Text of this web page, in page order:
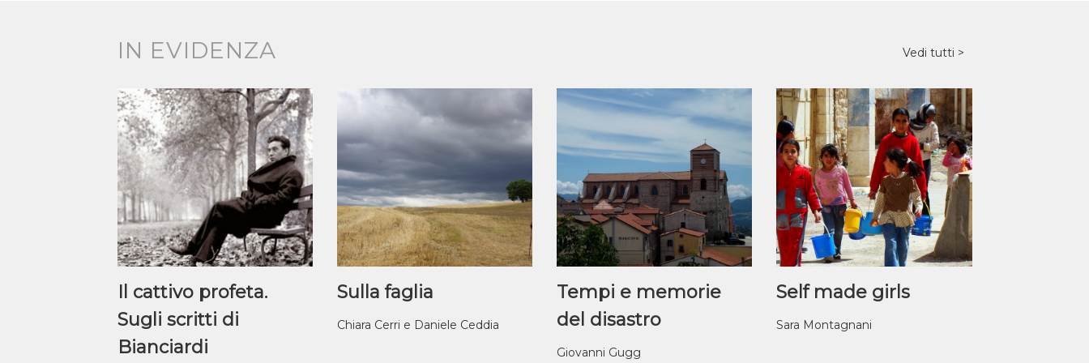
IN EVIDENZA Vedi tutti
Il cattivo profeta.
Sugli scritti di
Bianciardi
Sulla faglia
Chiara Cerri e Daniele Ceddia
Tempi e memorie
del disastro
Giovanni Gugg
Self made girls
Sara Montagnani